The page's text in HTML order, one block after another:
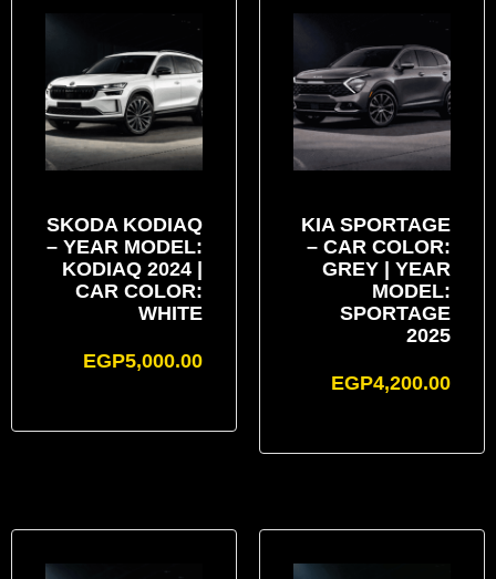
KIA SPORTAGE
– CAR COLOR:
GREY | YEAR
MODEL:
SPORTAGE
2025
EGP4,200.00
SKODA KODIAQ
– YEAR MODEL:
KODIAQ 2024 |
CAR COLOR:
WHITE
EGP5,000.00